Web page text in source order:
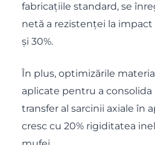
fabricațiile standard, se
netă a rezistenței la
și 30%.
În plus, optimizările
aplicate pentru a
transfer al sarcinii axiale în
cresc cu 20% rigiditatea